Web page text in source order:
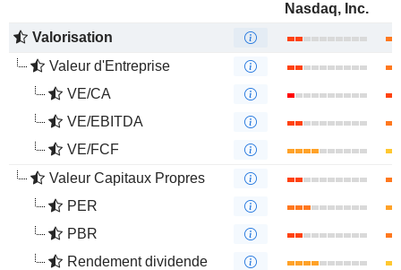
Nasdaq, Inc.
Valorisation
Valeur d'Entreprise
VE/CA
VE/EBITDA
VE/FCF
Valeur Capitaux Propres
PER
PBR
Rendement dividende